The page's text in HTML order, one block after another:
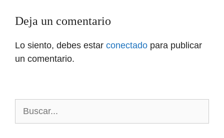
Deja un comentario
Lo siento, debes estar conectado para publicar
un comentario.